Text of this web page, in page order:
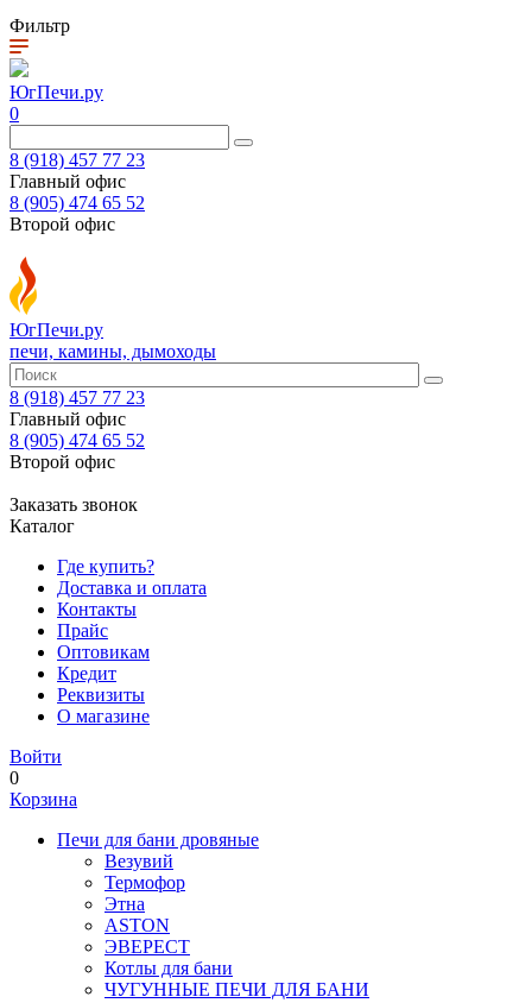
Фильтр
ЮгПечи.ру
0
8 (918) 457 77 23
Главный офис
8 (905) 474 65 52
Второй офис
ЮгПечи.ру
печи, камины, дымоходы
8 (918) 457 77 23
Главный офис
8 (905) 474 65 52
Второй офис
Заказать звонок
Каталог
Где купить?
Доставка и оплата
Контакты
Прайс
Оптовикам
Кредит
Реквизиты
О магазине
Войти
0
Корзина
Печи для бани дровяные
Везувий
Термофор
Этна
ASTON
ЭВЕРЕСТ
Котлы для бани
ЧУГУННЫЕ ПЕЧИ ДЛЯ БАНИ